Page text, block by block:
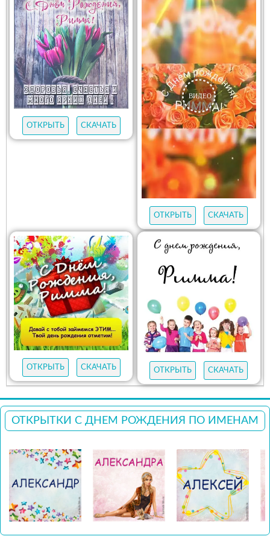
ОТКРЫТЬ СКАЧАТЬ
ОТКРЫТЬ СКАЧАТЬ
ОТКРЫТЬ СКАЧАТЬ ОТКРЫТЬ СКАЧАТЬ
ОТКРЫТКИ С ДНЕМ РОЖДЕНИЯ ПО ИМЕНАМ